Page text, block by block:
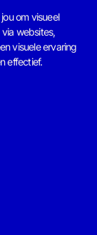
om visueel
websites,
visuele ervaring
effectief.